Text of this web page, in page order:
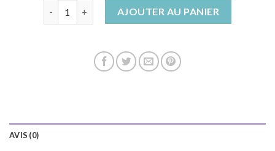
quantité de chausson montant homme
AJOUTER AU PANIER
AVIS (0)